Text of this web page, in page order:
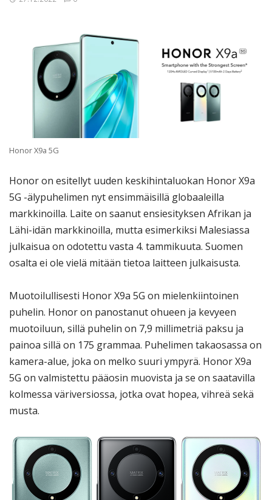
Honor X9a 5G
Honor on esitellyt uuden keskihintaluokan Honor X9a
5G -älypuhelimen nyt ensimmäisillä globaaleilla
markkinoilla. Laite on saanut ensiesityksen Afrikan ja
Lähi-idän markkinoilla, mutta esimerkiksi Malesiassa
julkaisua on odotettu vasta 4. tammikuuta. Suomen
osalta ei ole vielä mitään tietoa laitteen julkaisusta.
Muotoilullisesti Honor X9a 5G on mielenkiintoinen
puhelin. Honor on panostanut ohueen ja kevyeen
muotoiluun, sillä puhelin on 7,9 millimetriä paksu ja
painoa sillä on 175 grammaa. Puhelimen takaosassa on
kamera-alue, joka on melko suuri ympyrä. Honor X9a
5G on valmistettu pääosin muovista ja se on saatavilla
kolmessa väriversiossa, jotka ovat hopea, vihreä sekä
musta.